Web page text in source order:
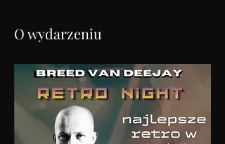
O wydarzeniu